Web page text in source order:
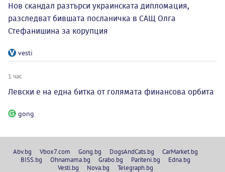
Нов скандал разтърси украинската дипломация,
разследват бившата посланичка в САЩ Олга
Стефанишина за корупция
vesti
1 час
Левски е на една битка от голямата финансова орбита
gong
Abv.bg Vbox7.com Gong.bg DogsAndCats.bg
CarMarket.bg
BISS.bg
Ohnamama.bg Grabo.bg Pariteni.bg
Edna.bg
Vesti.bg
Nova.bg Telegraph.bg